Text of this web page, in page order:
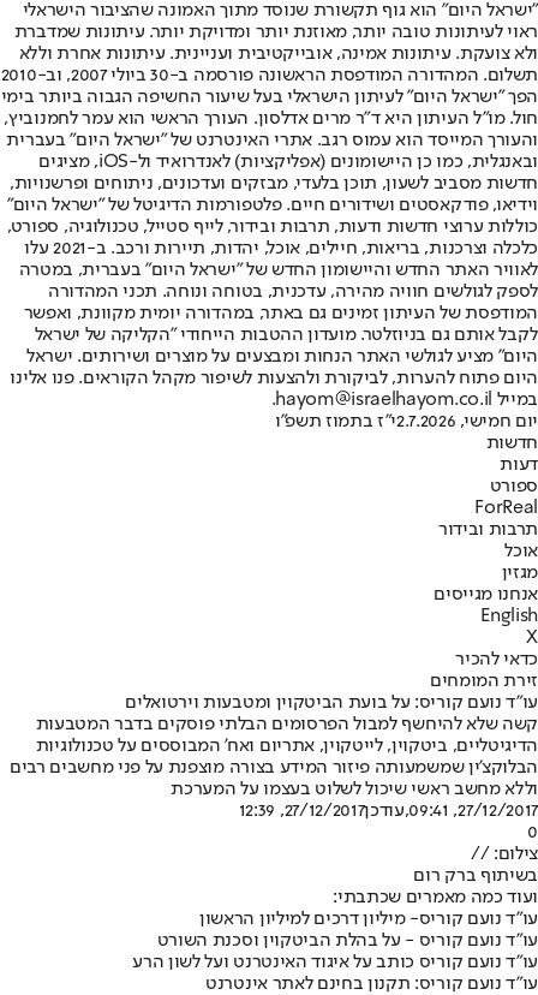
"ישראל היום" הוא גוף תקשורת שנוסד מתוך האמונה שהציבור הישראלי
ראוי לעיתונות טובה יותר, מאוזנת יותר ומדויקת יותר. עיתונות שמדברת
ולא צועקת. עיתונות אמינה, אובייקטיבית ועניינית. עיתונות אחרת וללא
תשלום. המהדורה המודפסת הראשונה פורסמה ב-30 ביולי 2007, וב-2010
הפך "ישראל היום" לעיתון הישראלי בעל שיעור החשיפה הגבוה ביותר בימי
חול. מו"ל העיתון היא ד"ר מרים אדלסון. העורך הראשי הוא עמר לחמנוביץ,
והעורך המייסד הוא עמוס רגב. אתרי האינטרנט של "ישראל היום" בעברית
ובאנגלית, כמו כן היישומונים (אפליקציות) לאנדרואיד ול-iOS, מציגים
חדשות מסביב לשעון, תוכן בלעדי, מבזקים ועדכונים, ניתוחים ופרשנויות,
וידיאו, פודקאסטים ושידורים חיים. פלטפורמות הדיגיטל של "ישראל היום"
כוללות ערוצי חדשות ודעות, תרבות ובידור, לייף סטייל, טכנולוגיה, ספורט,
כלכלה וצרכנות, בריאות, חיילים, אוכל, יהדות, תיירות ורכב. ב-2021 עלו
לאוויר האתר החדש והיישומון החדש של "ישראל היום" בעברית, במטרה
לספק לגולשים חוויה מהירה, עדכנית, בטוחה ונוחה. תכני המהדורה
המודפסת של העיתון זמינים גם באתר, במהדורה יומית מקוונת, ואפשר
לקבל אותם גם בניוזלטר. מועדון ההטבות הייחודי "הקליקה של ישראל
היום" מציע לגולשי האתר הנחות ומבצעים על מוצרים ושירותים. ישראל
היום פתוח להערות, לביקורת ולהצעות לשיפור מקהל הקוראים. פנו אלינו
במייל hayom@israelhayom.co.il.
יום חמישי, 2.7.2026
י"ז בתמוז תשפ"ו
חדשות
דעות
ספורט
ForReal
תרבות ובידור
אוכל
מגזין
אנחנו מגייסים
English
X
כדאי להכיר
זירת המומחים
עו”ד נועם קוריס: על בועת הביטקוין ומטבעות וירטואלים
קשה שלא להיחשף למבול הפרסומים הבלתי פוסקים בדבר המטבעות
הדיגיטליים, ביטקוין, לייטקוין, אתריום ואח' המבוססים על טכנולוגיות
הבלוקצ'ין שמשמעותה פיזור המידע בצורה מוצפנת על פני מחשבים רבים
וללא מחשב ראשי שיכול לשלוט בעצמו על המערכת
27/12/2017, 09:41
,עודכן27/12/2017, 12:39
0
צילום: //
בשיתוף ברק רום
ועוד כמה מאמרים שכתבתי:
עו”ד נועם קוריס- מיליון דרכים למיליון הראשון
עו”ד נועם קוריס - על בהלת הביטקוין וסכנת השורט
עו"ד נועם קוריס כותב על איגוד האינטרנט ועל לשון הרע
עו”ד נועם קוריס: תקנון בחינם לאתר אינטרנט